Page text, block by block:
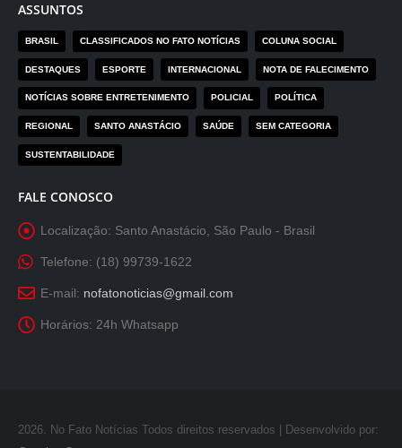
ASSUNTOS
BRASIL CLASSIFICADOS NO FATO NOTÍCIAS COLUNA SOCIAL
DESTAQUES ESPORTE INTERNACIONAL NOTA DE FALECIMENTO
NOTÍCIAS SOBRE ENTRETENIMENTO POLICIAL POLÍTICA
REGIONAL SANTO ANASTÁCIO SAÚDE SEM CATEGORIA
SUSTENTABILIDADE
FALE CONOSCO
Localização: Santo Anastácio, São Paulo - Brasil
Telefone: (18) 99739-1622
E-mail: nofatonoticias@gmail.com
Horários: 24h Whatsapp
2026. No Fato Notícias Todos direitos reservados | Desenvolvido por: